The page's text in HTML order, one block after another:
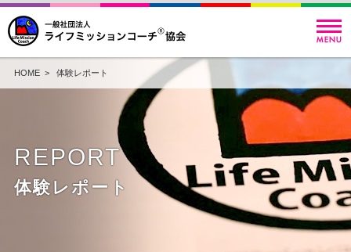
HOME> 体験レポート
REPORT
体験レポート